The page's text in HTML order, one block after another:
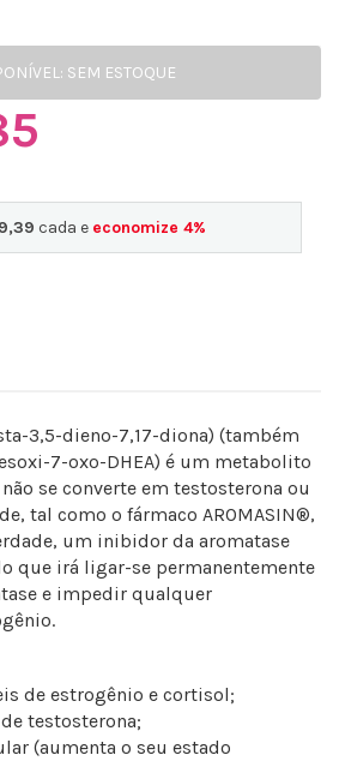
SEM ESTOQUE
cada e economize 4%
3,5-dieno-7,17-diona) (também
7-oxo-DHEA) é um metabolito
se converte em testosterona ou
tal como o fármaco AROMASIN®,
um inibidor da aromatase
que irá ligar-se permanentemente
e impedir qualquer
de estrogênio e cortisol;
testosterona;
(aumenta o seu estado